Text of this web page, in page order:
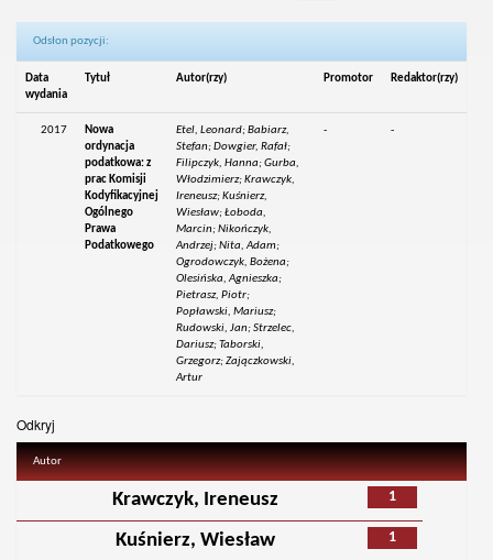
Odsłon pozycji:
Data
wydania
Tytuł Autor(rzy) Promotor Redaktor(rzy)
2017
Nowa
ordynacja
podatkowa: z
prac Komisji
Kodyfikacyjnej
Ogólnego
Prawa
Podatkowego
Etel, Leonard; Babiarz,
Stefan; Dowgier, Rafał;
Filipczyk, Hanna; Gurba,
Włodzimierz; Krawczyk,
Ireneusz; Kuśnierz,
Wiesław; Łoboda,
Marcin; Nikończyk,
Andrzej; Nita, Adam;
Ogrodowczyk, Bożena;
Olesińska, Agnieszka;
Pietrasz, Piotr;
Popławski, Mariusz;
Rudowski, Jan; Strzelec,
Dariusz; Taborski,
Grzegorz; Zajączkowski,
Artur
- -
Odkryj
Autor
1
Krawczyk, Ireneusz
1
Kuśnierz, Wiesław